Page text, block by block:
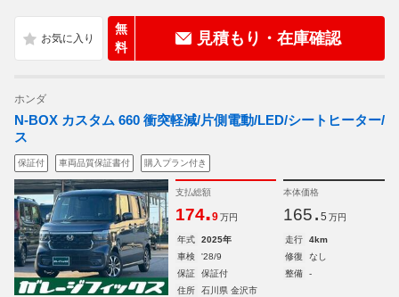
無
料
見積もり・在庫確認
ホンダ
N-BOX カスタム 660 衝突軽減/片側電動/LED/シートヒーター/
ス
保証付 車両品質保証書付 購入プラン付き
支払総額
174.9 万円
本体価格
165. 5 万円
年式 2025年 走行
4km
車検
'28/9 修復
なし
保証
保証付 整備
-
住所
石川県 金沢市